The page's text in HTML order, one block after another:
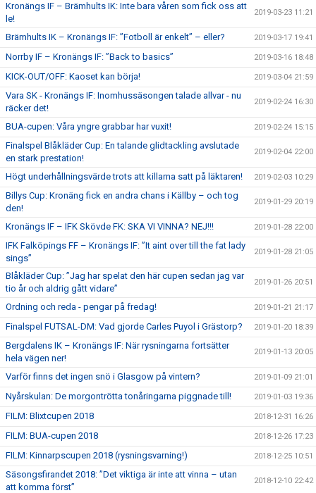
Kronängs IF – Brämhults IK: Inte bara våren som fick oss att
le!
2019-03-23 11:21
Brämhults IK – Kronängs IF: ”Fotboll är enkelt” – eller? 2019-03-17 19:41
Norrby IF – Kronängs IF: ”Back to basics” 2019-03-16 18:48
KICK-OUT/OFF: Kaoset kan börja! 2019-03-04 21:59
Vara SK - Kronängs IF: Inomhussäsongen talade allvar - nu
räcker det!
2019-02-24 16:30
BUA-cupen: Våra yngre grabbar har vuxit! 2019-02-24 15:15
Finalspel Blåkläder Cup: En talande glidtackling avslutade
en stark prestation!
2019-02-04 22:00
Högt underhållningsvärde trots att killarna satt på läktaren! 2019-02-03 10:29
Billys Cup: Kronäng fick en andra chans i Källby – och tog
den!
2019-01-29 20:19
Kronängs IF – IFK Skövde FK: SKA VI VINNA? NEJ!!! 2019-01-28 22:00
IFK Falköpings FF – Kronängs IF: ”It aint over till the fat lady
sings”
2019-01-28 21:05
Blåkläder Cup: ”Jag har spelat den här cupen sedan jag var
tio år och aldrig gått vidare”
2019-01-26 20:51
Ordning och reda - pengar på fredag! 2019-01-21 21:17
Finalspel FUTSAL-DM: Vad gjorde Carles Puyol i Grästorp? 2019-01-20 18:39
Bergdalens IK – Kronängs IF: När rysningarna fortsätter
hela vägen ner!
2019-01-13 20:05
Varför finns det ingen snö i Glasgow på vintern? 2019-01-09 21:01
Nyårskulan: De morgontrötta tonåringarna piggnade till! 2019-01-03 19:36
FILM: Blixtcupen 2018 2018-12-31 16:26
FILM: BUA-cupen 2018 2018-12-26 17:23
FILM: Kinnarpscupen 2018 (rysningsvarning!) 2018-12-25 10:51
Säsongsfirandet 2018: ”Det viktiga är inte att vinna – utan
att komma först”
2018-12-10 22:42